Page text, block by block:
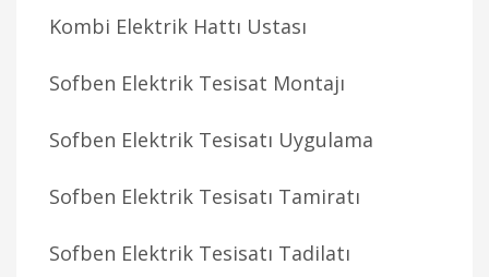
Kombi Elektrik Hattı Ustası
Sofben Elektrik Tesisat Montajı
Sofben Elektrik Tesisatı Uygulama
Sofben Elektrik Tesisatı Tamiratı
Sofben Elektrik Tesisatı Tadilatı